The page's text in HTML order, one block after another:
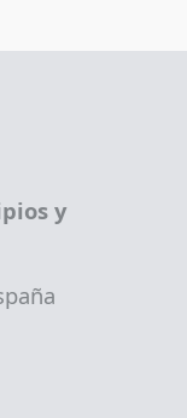
y